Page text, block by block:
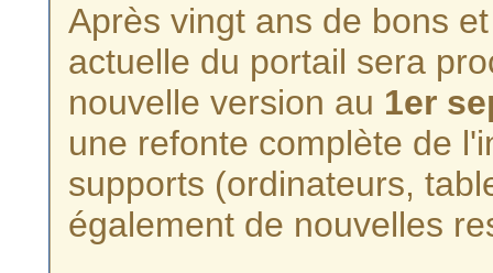
Après vingt ans de bons
actuelle du portail sera
nouvelle version au 1er
une refonte complète de
supports (ordinateurs,
également de nouvelles